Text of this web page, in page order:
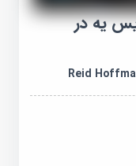
یه در
Reid